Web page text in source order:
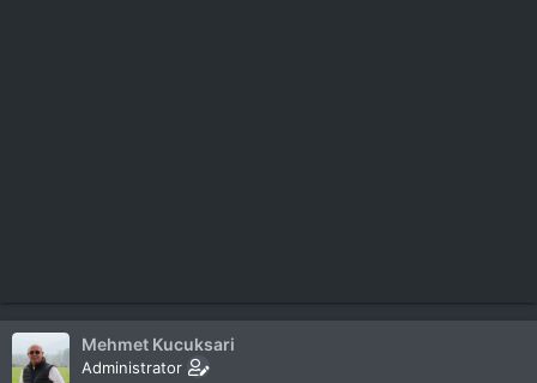
Mehmet Kucuksari
Administrator